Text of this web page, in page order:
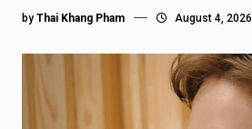
by Thai Khang Pham August 4, 2026